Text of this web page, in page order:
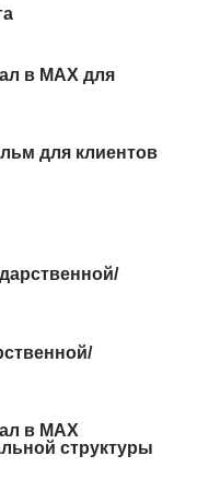
в МАХ для
для клиентов
в МАХ
структуры